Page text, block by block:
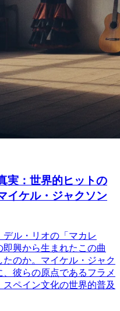
実：世界的ヒットの
イケル・ジャクソン
デル・リオの「マカレ
興から生まれたこの曲
のか。マイケル・ジャク
彼らの原点であるフラメ
ペイン文化の世界的普及